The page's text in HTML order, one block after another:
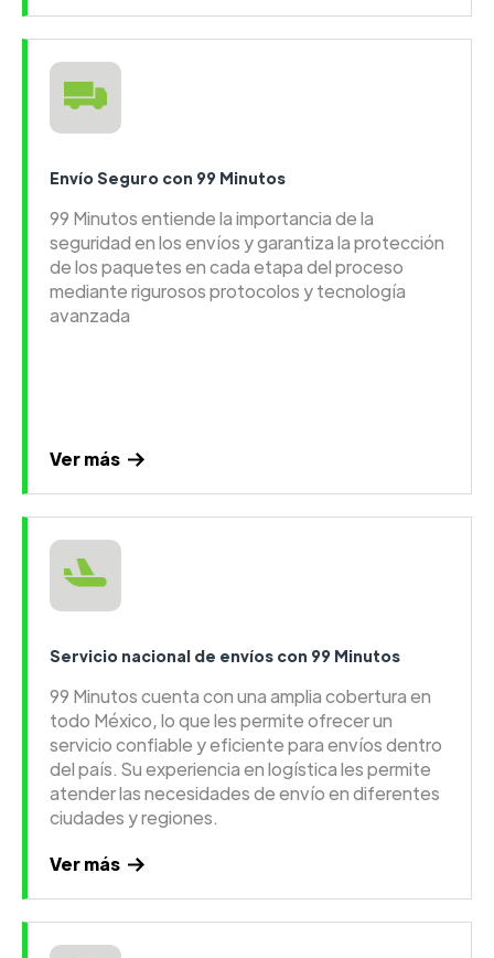
Envío Seguro con 99 Minutos
99 Minutos entiende la importancia de la
seguridad en los envíos y garantiza la protección
de los paquetes en cada etapa del proceso
mediante rigurosos protocolos y tecnología
avanzada
Ver más
Servicio nacional de envíos con 99 Minutos
99 Minutos cuenta con una amplia cobertura en
todo México, lo que les permite ofrecer un
servicio confiable y eficiente para envíos dentro
del país. Su experiencia en logística les permite
atender las necesidades de envío en diferentes
ciudades y regiones.
Ver más